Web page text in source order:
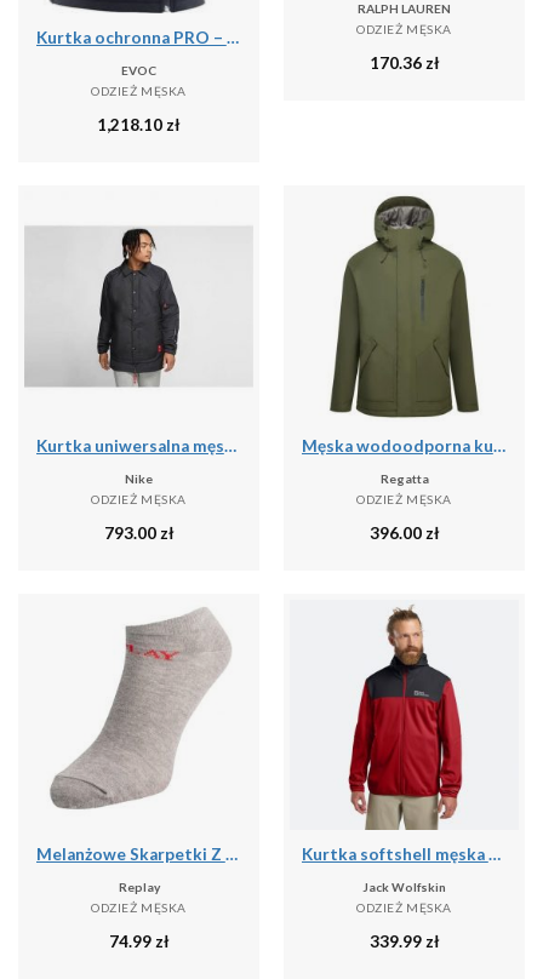
Kurtka ochronna PRO – LITESHIELD FLEX
EVOC
ODZIEŻ MĘSKA
1,218.10 zł
RALPH LAUREN
ODZIEŻ MĘSKA
170.36zł
Kurtka uniwersalna męska Nike Kyrie Protect
Nike
ODZIEŻ MĘSKA
793.00 zł
Męska wodoodporna kurtka Slyvan
Regatta
ODZIEŻ MĘSKA
396.00 zł
Melanżowe Skarpetki Z Logo Dla Dorosłych Unisex (zestaw 3 Sztuk)
Replay
ODZIEŻ MĘSKA
74.99 zł
Kurtka softshell męska Jack Wolfskin Feldberg Hoody
Jack Wolfskin
ODZIEŻ MĘSKA
339.99 zł